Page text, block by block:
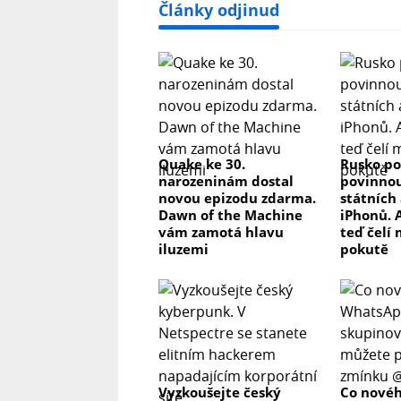
Články odjinud
Quake ke 30.
narozeninám dostal
novou epizodu zdarma.
Dawn of the Machine
vám zamotá hlavu
iluzemi
Rusko
státních
iPhonů.
teď čelí
pokutě
Vyzkoušejte český
Co